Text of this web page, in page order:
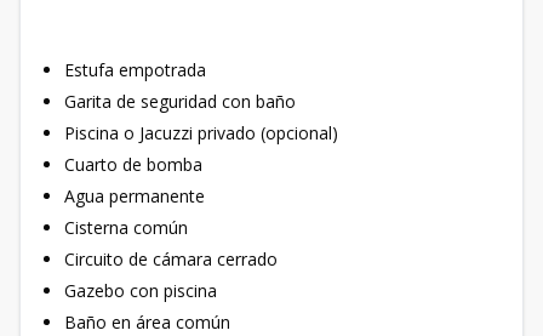
Estufa empotrada
Garita de seguridad con baño
Piscina o Jacuzzi privado (opcional)
Cuarto de bomba
Agua permanente
Cisterna común
Circuito de cámara cerrado
Gazebo con piscina
Baño en área común